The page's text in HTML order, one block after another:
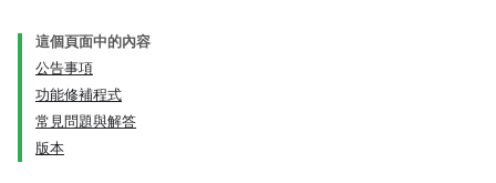
這個頁面中的內容
公告事項
功能修補程式
常見問題與解答
版本